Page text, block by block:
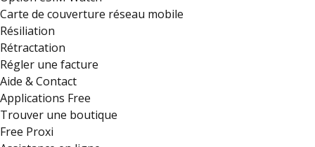
Carte de couverture réseau mobile
Résiliation
Rétractation
Régler une facture
Aide & Contact
Applications Free
Trouver une boutique
Free Proxi